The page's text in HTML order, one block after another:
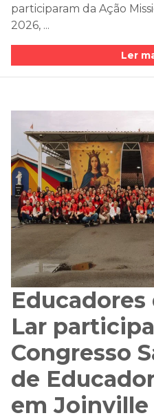
participaram da Ação
2026, ...
Ler
Educadores
Lar
Congresso
de
em Joinville